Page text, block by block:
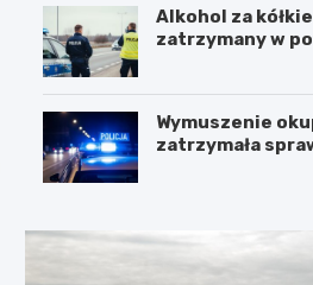
Alkohol za
zatrzymany w
Wymuszenie
zatrzymała